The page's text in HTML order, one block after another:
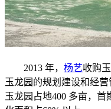
2013 年， 杨艺收购
玉龙园的规划建设和经
玉龙园占地400 多亩，